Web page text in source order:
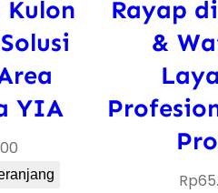
Kulon
YIA
Rayap
&
Rp